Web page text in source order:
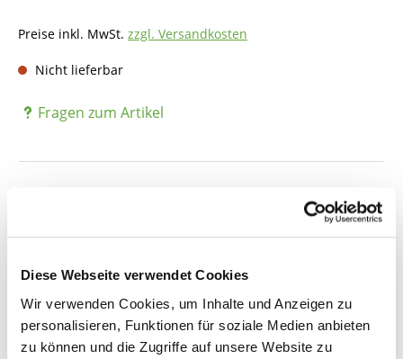
Diese Webseite verwendet Cookies
Wir verwenden Cookies, um Inhalte und Anzeigen zu
personalisieren, Funktionen für soziale Medien anbieten
zu können und die Zugriffe auf unsere Website zu
Preise inkl. MwSt. zzgl. Versandkosten
Nicht lieferbar
Fragen zum Artikel